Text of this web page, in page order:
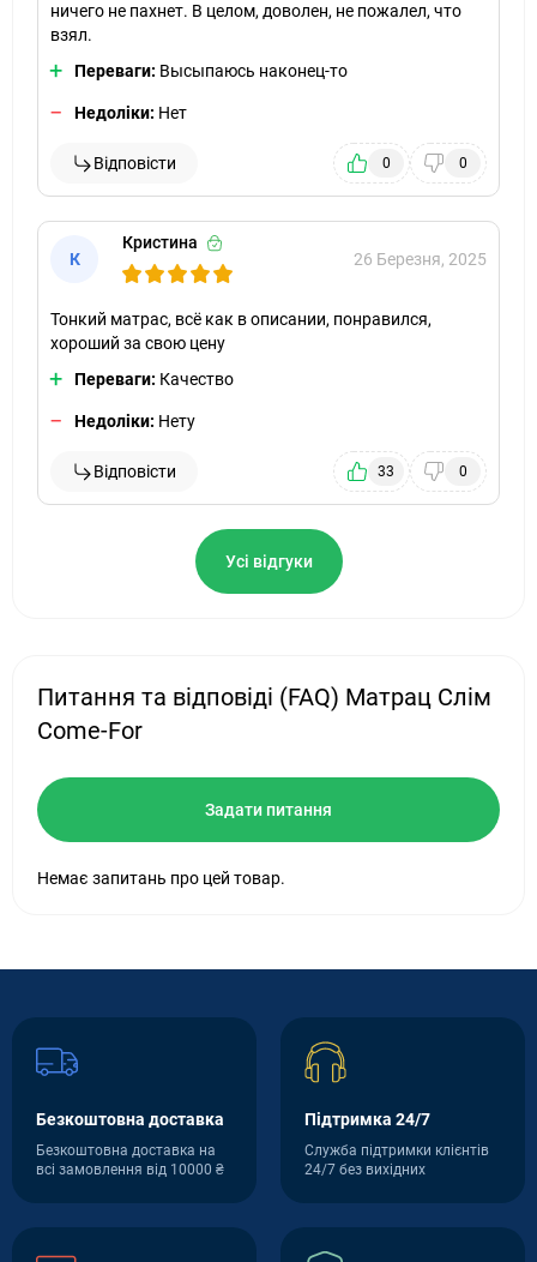
ничего не пахнет. В целом, доволен, не пожалел, что
взял.
Переваги: Высыпаюсь наконец-то
Недоліки: Нет
Відповісти 0 0
К
Кристина
26 Березня, 2025
Тонкий матрас, всё как в описании, понравился,
хороший за свою цену
Переваги: Качество
Недоліки: Нету
Відповісти 33 0
Усі відгуки
Питання та відповіді (FAQ) Матрац Слім
Come-For
Задати питання
Немає запитань про цей товар.
Безкоштовна доставка
Безкоштовна доставка на
всі замовлення від 10000 ₴
Підтримка 24/7
Служба підтримки клієнтів
24/7 без вихідних